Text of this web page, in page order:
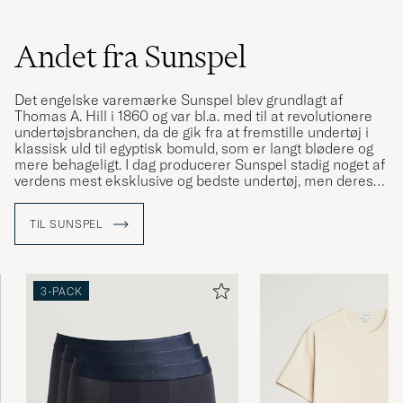
shirts.
KØBTE PÅ CAREOFCARL.SE
Perfekt service från COC samt mycket fina
produkter från Sunspel🤩
ANDERS R KØBTE PÅ CAREOFCARL.SE
Väldigt bekväma t-shirts som håller formen
bra efter många tvättar.
Andet fra Sunspel
Det engelske varemærke Sunspel blev grundlagt af
Thomas A. Hill i 1860 og var bl.a. med til at revolutionere
undertøjsbranchen, da de gik fra at fremstille undertøj i
klassisk uld til egyptisk bomuld, som er langt blødere og
mere behageligt. I dag producerer Sunspel stadig noget af
verdens mest eksklusive og bedste undertøj, men deres
kategorien "hverdagsluksus".
TIL SUNSPEL
3-PACK